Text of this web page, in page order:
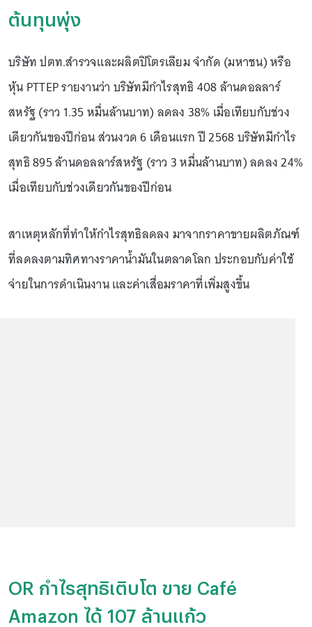
ต้นทุนพุ่ง
บริษัท ปตท.สำรวจและผลิตปิโตรเลียม จำกัด (มหาชน) หรือ
หุ้น PTTEP รายงานว่า บริษัทมีกำไรสุทธิ 408 ล้านดอลลาร์
สหรัฐ (ราว 1.35 หมื่นล้านบาท) ลดลง 38% เมื่อเทียบกับช่วง
เดียวกันของปีก่อน ส่วนงวด 6 เดือนแรก ปี 2568 บริษัทมีกำไร
สุทธิ 895 ล้านดอลลาร์สหรัฐ (ราว 3 หมื่นล้านบาท) ลดลง 24%
เมื่อเทียบกับช่วงเดียวกันของปีก่อน
สาเหตุหลักที่ทำให้กำไรสุทธิลดลง มาจากราคาขายผลิตภัณฑ์
ที่ลดลงตามทิศทางราคาน้ำมันในตลาดโลก ประกอบกับค่าใช้
จ่ายในการดำเนินงาน และค่าเสื่อมราคาที่เพิ่มสูงขึ้น
OR กำไรสุทธิเติบโต ขาย Café
Amazon ได้ 107 ล้านแก้ว